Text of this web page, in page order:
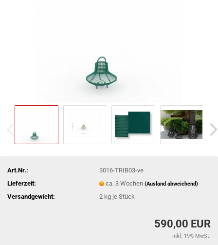
Art.Nr.:
3016-TRIB03-ve
Lieferzeit:
ca. 3 Wochen(Ausland abweichend)
Versandgewicht: 2 kg je Stück
590,00 EUR
inkl. 19% MwSt.